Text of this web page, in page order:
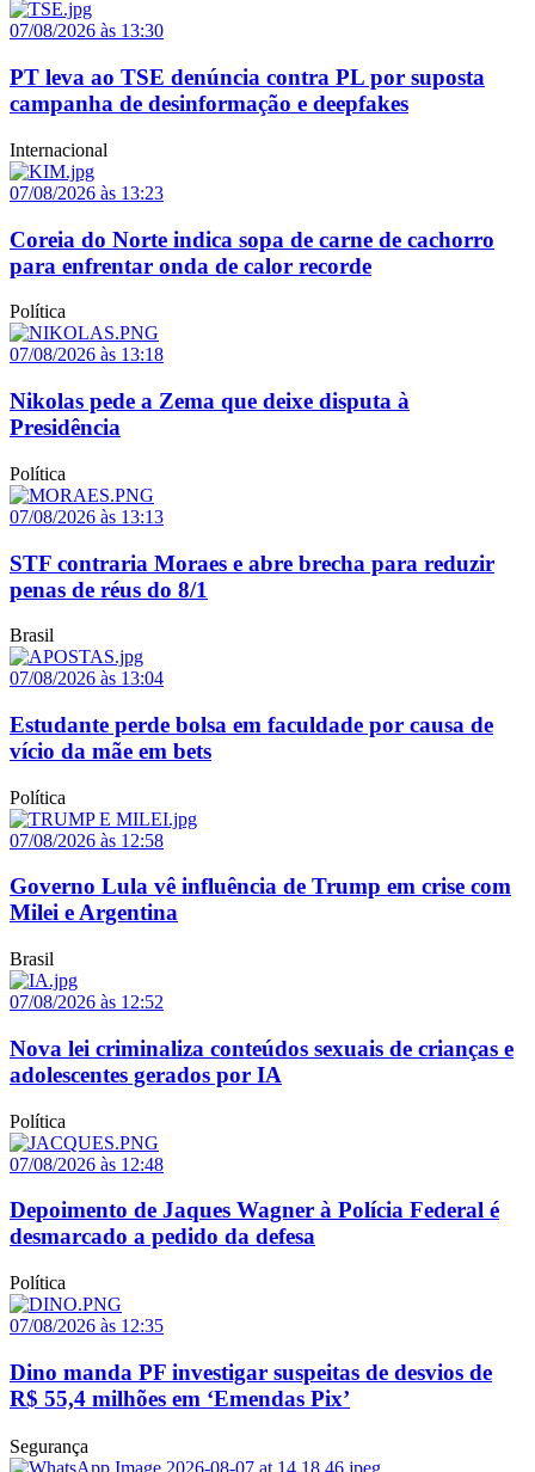
07/08/2026 às 13:30
PT leva ao TSE denúncia contra PL por suposta
campanha de desinformação e deepfakes
Internacional
07/08/2026 às 13:23
Coreia do Norte indica sopa de carne de cachorro
para enfrentar onda de calor recorde
Política
07/08/2026 às 13:18
Nikolas pede a Zema que deixe disputa à
Presidência
Política
07/08/2026 às 13:13
STF contraria Moraes e abre brecha para reduzir
penas de réus do 8/1
Brasil
07/08/2026 às 13:04
Estudante perde bolsa em faculdade por causa de
vício da mãe em bets
Política
07/08/2026 às 12:58
Governo Lula vê influência de Trump em crise com
Milei e Argentina
Brasil
07/08/2026 às 12:52
Nova lei criminaliza conteúdos sexuais de crianças e
adolescentes gerados por IA
Política
07/08/2026 às 12:48
Depoimento de Jaques Wagner à Polícia Federal é
desmarcado a pedido da defesa
Política
07/08/2026 às 12:35
Dino manda PF investigar suspeitas de desvios de
R$ 55,4 milhões em ‘Emendas Pix’
Segurança